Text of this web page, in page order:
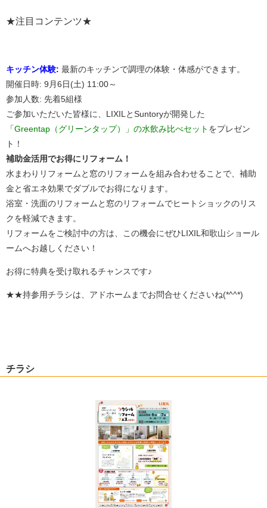
★注目コンテンツ★
キッチン体験: 最新のキッチンで調理の体験・体感ができます。
開催日時: 9月6日(土) 11:00～
参加人数: 先着5組様
ご参加いただいた皆様に、LIXILとSuntoryが開発した
「Greentap（グリーンタップ）」の水飲み比べセット をプレゼン
ト！
補助金活用でお得にリフォーム！
水まわりリフォームと窓のリフォームを組み合わせることで、補助
金と省エネ効果でダブルでお得になります。
浴室・洗面のリフォームと窓のリフォームでヒートショックのリス
クを軽減できます。
リフォームをご検討中の方は、この機会にぜひLIXIL和歌山ショール
ームへお越しください！
お得に特典を受け取れるチャンスです♪
★★持参用チラシは、アドホームまでお問合せくださいね(*^^*)
チラシ